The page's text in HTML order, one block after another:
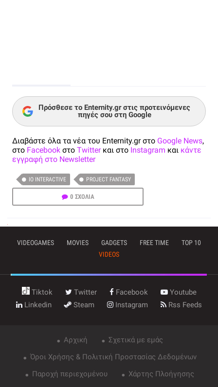
Πρόσθεσε το Enternity.gr στις προτεινόμενες
πηγές σου στη Google
Διαβάστε όλα τα νέα του Enternity.gr στο Google News,
στο Facebook στο Twitterκαι στο Instagram και κάντε
εγγραφή στο Newsletter
IO INTERACTIVE PROJECT FANTASY
0 ΣΧΟΛΙΑ
VIDEOGAMES MOVIES GADGETS FREE TIME
TOP 10
VIDEOS
Tiktok Twitter Facebook
Youtube
Linkedin
Steam Instagram Rss Feeds
Αρχική
Σχετικά με εμάς
Όροι Χρήσης & Πολιτική Προστασίας Δεδομένων
Παροχή περιεχομένου
Χάρτης Πλοήγησης